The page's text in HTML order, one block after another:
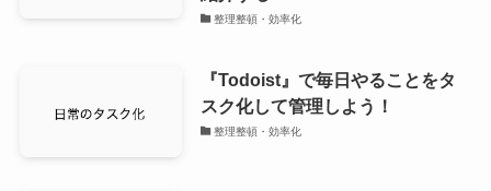
整理整頓・効率化
『Todoist』で毎日やることをタ
スク化して管理しよう！
整理整頓・効率化